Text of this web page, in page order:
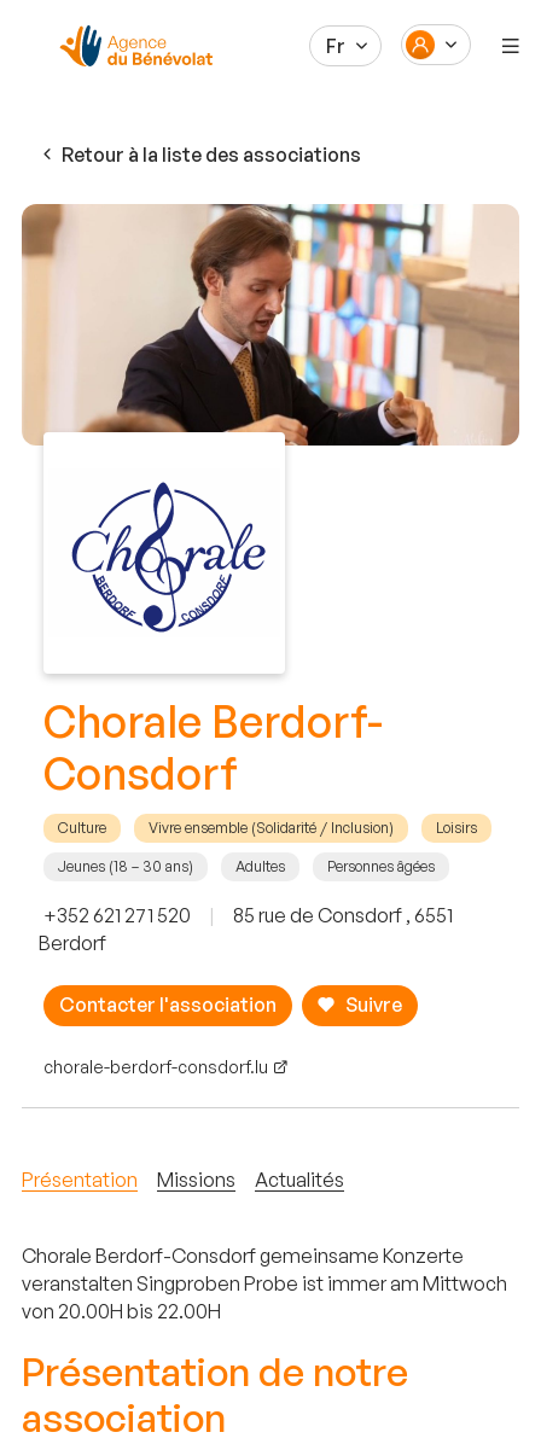
Fr
Retour à la liste des associations
Chorale Berdorf-
Consdorf
Culture Vivre ensemble (Solidarité / Inclusion) Loisirs
Jeunes (18 – 30 ans) Adultes Personnes âgées
+352 621 271 520 |
85 rue de Consdorf , 6551
Berdorf
Contacter l'association Suivre
chorale-berdorf-consdorf.lu
Présentation Missions Actualités
Chorale Berdorf-Consdorf gemeinsame Konzerte
veranstalten Singproben Probe ist immer am Mittwoch
von 20.00H bis 22.00H
Présentation de notre
association